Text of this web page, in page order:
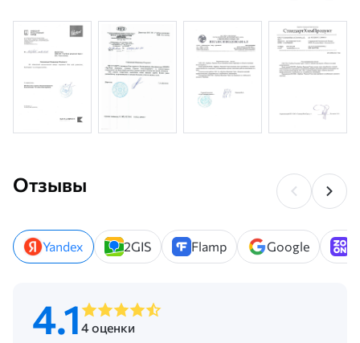
Отзывы
Yandex 2GIS Flamp Google
4.1 4 оценки